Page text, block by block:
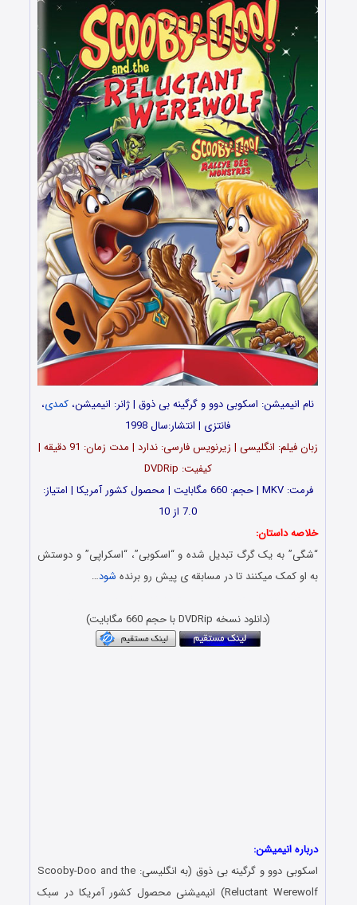
نام انیمیشن: اسکوبی دوو و گرگینه بی ذوق | ژانر: انیمیشن، کمدی،
فانتزی | انتشار:سال 1998
زبان فیلم: انگلیسی | زیرنویس فارسی: ندارد | مدت زمان: 91 دقیقه |
کیفیت: DVDRip
فرمت: MKV | حجم: 660 مگابایت | محصول کشور آمریکا | امتیاز:
7.0 از 10
خلاصه داستان:
“شگی” به یک گرگ تبدیل شده و “اسکوبی”، “اسکراپی” و دوستش
به او کمک میکنند تا در مسابقه ی پیش رو برنده شود…
(دانلود نسخه DVDRip با حجم 660 مگابایت)
درباره انیمیشن:
اسکوبی دوو و گرگینه بی ذوق (به انگلیسی: Scooby-Doo and the
Reluctant Werewolf) انیمیشنی محصول کشور آمریکا در سبک